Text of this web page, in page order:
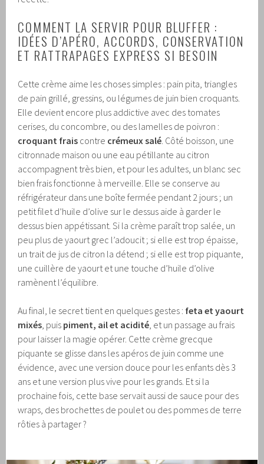
COMMENT LA SERVIR POUR BLUFFER :
IDÉES D’APÉRO, ACCORDS, CONSERVATION
ET RATTRAPAGES EXPRESS SI BESOIN
Cette crème aime les choses simples : pain pita, triangles
de pain grillé, gressins, ou légumes de juin bien croquants.
Elle devient encore plus addictive avec des tomates
cerises, du concombre, ou des lamelles de poivron :
croquant frais contre crémeux salé. Côté boisson, une
citronnade maison ou une eau pétillante au citron
accompagnent très bien, et pour les adultes, un blanc sec
bien frais fonctionne à merveille. Elle se conserve au
réfrigérateur dans une boîte fermée pendant 2 jours ; un
petit filet d’huile d’olive sur le dessus aide à garder le
dessus bien appétissant. Si la crème paraît trop salée, un
peu plus de yaourt grec l’adoucit ; si elle est trop épaisse,
un trait de jus de citron la détend ; si elle est trop piquante,
une cuillère de yaourt et une touche d’huile d’olive
ramènent l’équilibre.
Au final, le secret tient en quelques gestes : feta et yaourt
mixés, puis piment, ail et acidité, et un passage au frais
pour laisser la magie opérer. Cette crème grecque
piquante se glisse dans les apéros de juin comme une
évidence, avec une version douce pour les enfants dès 3
ans et une version plus vive pour les grands. Et si la
prochaine fois, cette base servait aussi de sauce pour des
wraps, des brochettes de poulet ou des pommes de terre
rôties à partager ?